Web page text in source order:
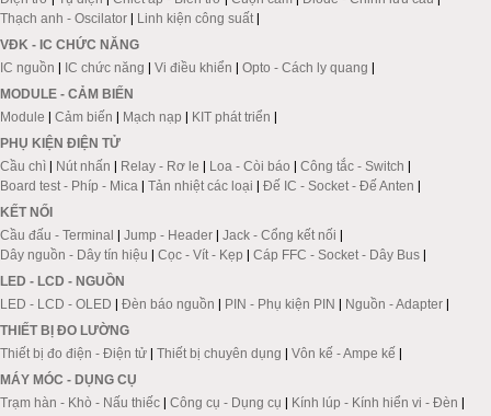
Thạch anh - Oscilator | Linh kiện công suất |
VĐK - IC CHỨC NĂNG
IC nguồn | IC chức năng | Vi điều khiển | Opto - Cách ly quang |
MODULE - CẢM BIẾN
Module | Cảm biến | Mạch nạp | KIT phát triển |
PHỤ KIỆN ĐIỆN TỬ
Cầu chì | Nút nhấn | Relay - Rơ le | Loa - Còi báo | Công tắc - Switch |
Board test - Phíp - Mica | Tản nhiệt các loại | Đế IC - Socket - Đế Anten |
KẾT NỐI
Cầu đấu - Terminal | Jump - Header | Jack - Cổng kết nối |
Dây nguồn - Dây tín hiệu | Cọc - Vít - Kẹp | Cáp FFC - Socket - Dây Bus |
LED - LCD - NGUỒN
LED - LCD - OLED | Đèn báo nguồn | PIN - Phụ kiện PIN | Nguồn - Adapter |
THIẾT BỊ ĐO LƯỜNG
Thiết bị đo điện - Điện tử | Thiết bị chuyên dụng | Vôn kế - Ampe kế |
MÁY MÓC - DỤNG CỤ
Trạm hàn - Khò - Nấu thiếc | Công cụ - Dụng cụ | Kính lúp - Kính hiển vi - Đèn |